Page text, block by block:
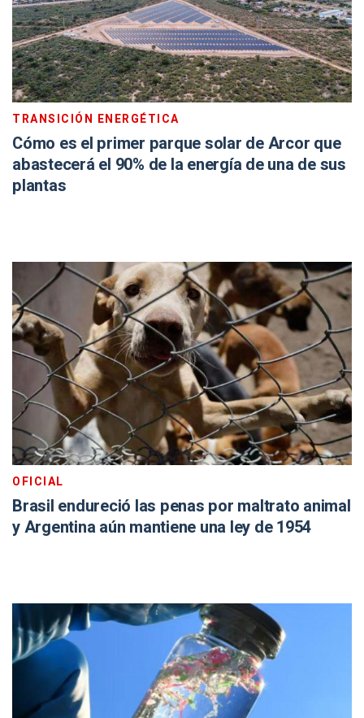
TRANSICIÓN ENERGÉTICA
Cómo es el primer parque solar de Arcor que
abastecerá el 90% de la energía de una de sus
plantas
OFICIAL
Brasil endureció las penas por maltrato animal
y Argentina aún mantiene una ley de 1954